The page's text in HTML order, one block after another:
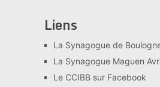
Liens
La Synagogue de
La Synagogue Maguen
Le CCIBB sur Facebook